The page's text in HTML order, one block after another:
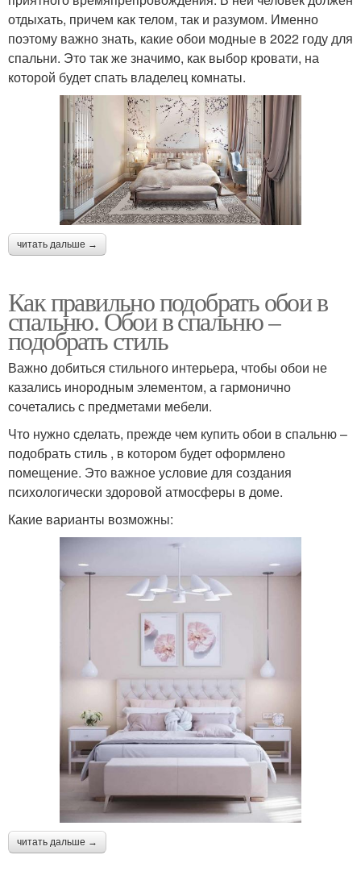
отдыхать, причем как телом, так и разумом. Именно
поэтому важно знать, какие обои модные в 2022 году для
спальни. Это так же значимо, как выбор кровати, на
которой будет спать владелец комнаты.
читать дальше →
Как правильно подобрать обои в
спальню. Обои в спальню –
подобрать стиль
Важно добиться стильного интерьера, чтобы обои не
казались инородным элементом, а гармонично
сочетались с предметами мебели.
Что нужно сделать, прежде чем купить обои в спальню –
подобрать стиль , в котором будет оформлено
помещение. Это важное условие для создания
психологически здоровой атмосферы в доме.
Какие варианты возможны:
читать дальше →